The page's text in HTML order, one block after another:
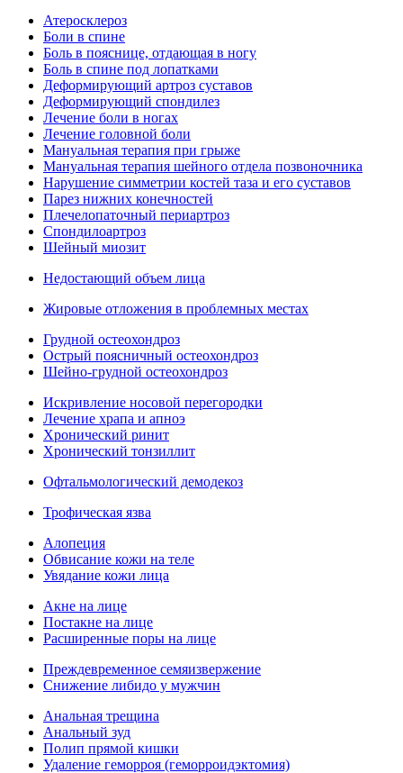
Атеросклероз
Боли в спине
Боль в пояснице, отдающая в ногу
Боль в спине под лопатками
Деформирующий артроз суставов
Деформирующий спондилез
Лечение боли в ногах
Лечение головной боли
Мануальная терапия при грыже
Мануальная терапия шейного отдела позвоночника
Нарушение симметрии костей таза и его суставов
Парез нижних конечностей
Плечелопаточный периартроз
Спондилоартроз
Шейный миозит
Недостающий объем лица
Жировые отложения в проблемных местах
Грудной остеохондроз
Острый поясничный остеохондроз
Шейно-грудной остеохондроз
Искривление носовой перегородки
Лечение храпа и апноэ
Хронический ринит
Хронический тонзиллит
Офтальмологический демодекоз
Трофическая язва
Алопеция
Обвисание кожи на теле
Увядание кожи лица
Акне на лице
Постакне на лице
Расширенные поры на лице
Преждевременное семяизвержение
Снижение либидо у мужчин
Анальная трещина
Анальный зуд
Полип прямой кишки
Удаление геморроя (геморроидэктомия)